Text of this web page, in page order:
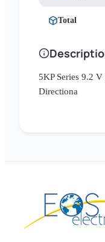
Total
5KP Series 9.2
Directiona